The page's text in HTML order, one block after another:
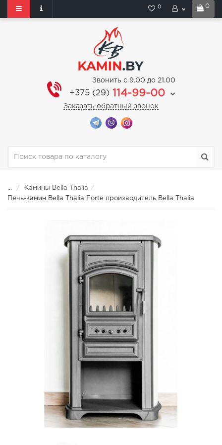
0
0
Звонить с 9.00 до 21.00
+375 (29) 114-99-00
Заказать обратный звонок
...
Камины Bella Thalia
Печь-камин Bella Thalia Forte производитель Bella Thalia